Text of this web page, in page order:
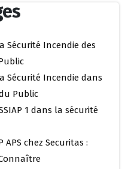
Sécurité Incendie des
Sécurité Incendie dans
Public
1 dans la sécurité
APS chez Securitas :